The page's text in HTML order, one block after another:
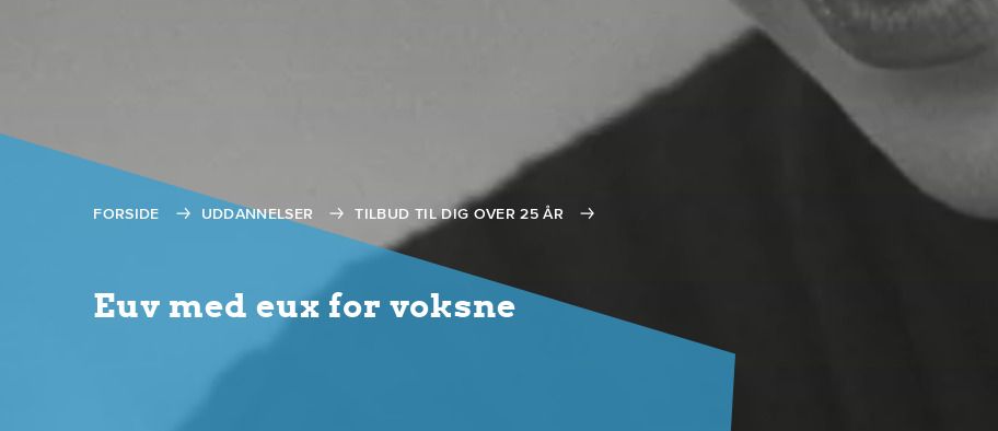
FORSIDE UDDANNELSER TILBUD TIL DIG OVER 25 ÅR
Euv med eux for voksne